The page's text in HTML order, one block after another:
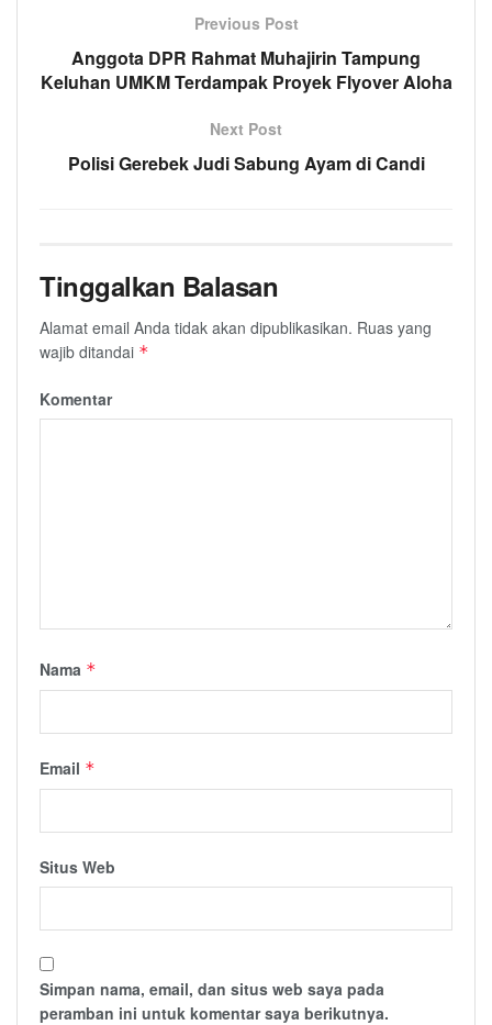
Previous Post
Anggota DPR Rahmat Muhajirin Tampung
Keluhan UMKM Terdampak Proyek Flyover Aloha
Next Post
Polisi Gerebek Judi Sabung Ayam di Candi
Tinggalkan Balasan
Alamat email Anda tidak akan dipublikasikan. Ruas yang
wajib ditandai *
Komentar
Nama *
Email *
Situs Web
Simpan nama, email, dan situs web saya pada
peramban ini untuk komentar saya berikutnya.